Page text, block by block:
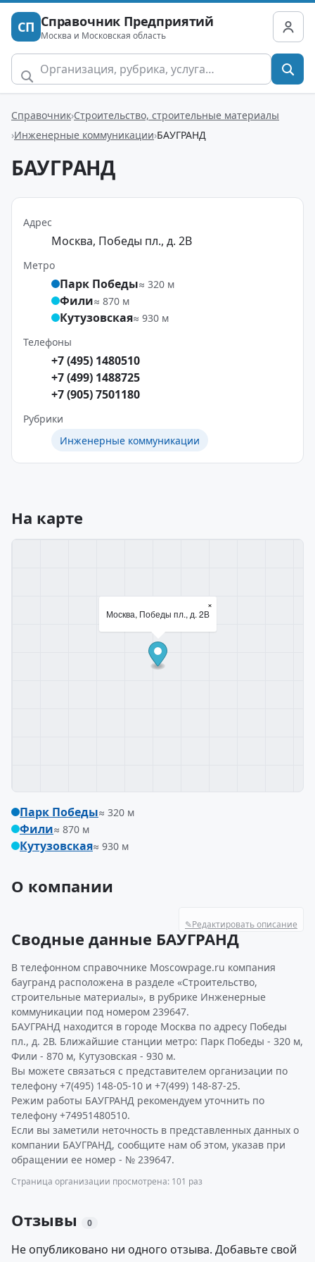
СП Справочник Предприятий
Москва и Московская область
Справочник Строительство, строительные материалы
Инженерные коммуникации БАУГРАНД
БАУГРАНД
Адрес
Москва, Победы пл., д. 2В
Метро
Парк Победы≈ 320 м
Фили≈ 870 м
Кутузовская≈ 930 м
Телефоны
+7 (495) 1480510
+7 (499) 1488725
+7 (905) 7501180
Рубрики
Инженерные коммуникации
На карте
Москва, Победы пл., д. 2В
×
Парк Победы≈ 320 м
Фили≈ 870 м
Кутузовская≈ 930 м
О компании
✎Редактировать описание
Сводные данные БАУГРАНД
В телефонном справочнике Moscowpage.ru компания
баугранд расположена в разделе «Строительство,
строительные материалы», в рубрике Инженерные
коммуникации под номером 239647.
БАУГРАНД находится в городе Москва по адресу Победы
пл., д. 2В. Ближайшие станции метро: Парк Победы - 320 м,
Фили - 870 м, Кутузовская - 930 м.
Вы можете связаться с представителем организации по
телефону +7(495) 148-05-10 и +7(499) 148-87-25.
Режим работы БАУГРАНД рекомендуем уточнить по
телефону +74951480510.
Если вы заметили неточность в представленных данных о
компании БАУГРАНД, сообщите нам об этом, указав при
обращении ее номер - № 239647.
Страница организации просмотрена: 101 раз
Отзывы 0
Не опубликовано ни одного отзыва. Добавьте свой